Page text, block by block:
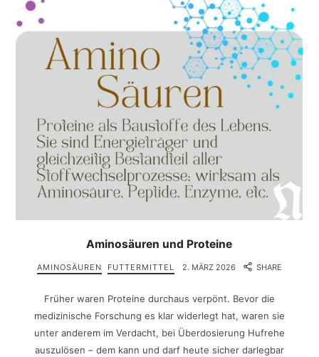
Aminosäuren und Proteine
AMINOSÄUREN FUTTERMITTEL 2. MÄRZ 2026 SHARE
Früher waren Proteine durchaus verpönt. Bevor die
medizinische Forschung es klar widerlegt hat, waren sie
unter anderem im Verdacht, bei Überdosierung Hufrehe
auszulösen – dem kann und darf heute sicher darlegbar